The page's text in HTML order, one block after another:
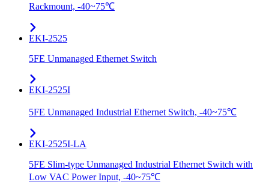
Rackmount, -40~75℃
EKI-2525
5FE Unmanaged Ethernet Switch
EKI-2525I
5FE Unmanaged Industrial Ethernet Switch, -40~75℃
EKI-2525I-LA
5FE Slim-type Unmanaged Industrial Ethernet Switch with
Low VAC Power Input, -40~75℃